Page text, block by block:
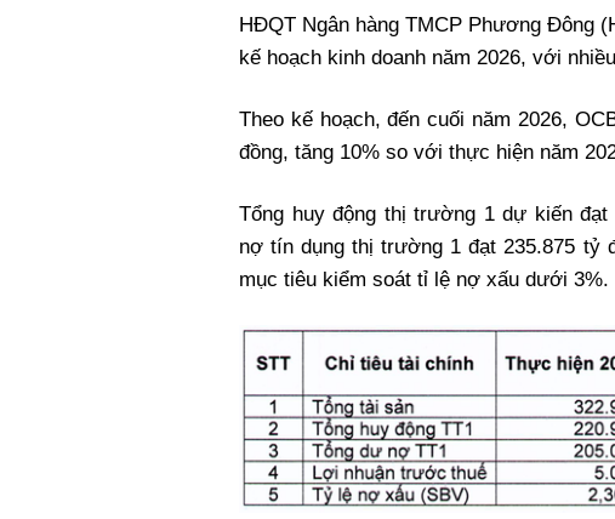
HĐQT Ngân hàng TMCP Phương Đông
kế hoạch kinh doanh năm 2026, với
Theo kế hoạch, đến cuối năm 2026,
đồng, tăng 10% so với thực hiện năm
Tổng huy động thị trường 1 dự kiến
nợ tín dụng thị trường 1 đạt 235.875 tỷ
mục tiêu kiểm soát tỉ lệ nợ xấu dưới 3%.